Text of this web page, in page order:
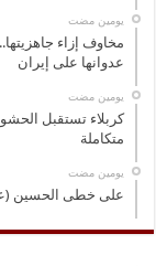
‏يومين مضت
مخاوف إزاء
عدوانها على إيران
‏يومين مضت
كربلاء تستقبل
متكاملة
‏يومين مضت
على خطى الحسين